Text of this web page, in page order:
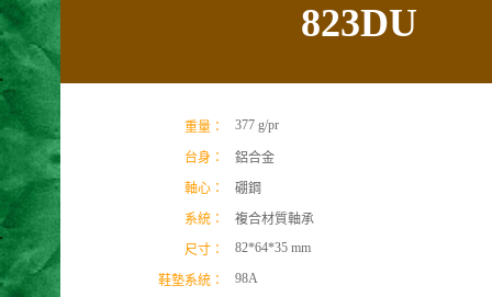
823DU
重量： 377 g/pr
台身：
鋁合金
軸心：
硼鋼
系統：
複合材質軸承
尺寸：
82*64*35 mm
鞋墊系統： 98A